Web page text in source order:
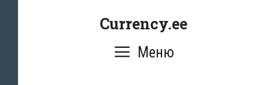
Currency.ee
Меню